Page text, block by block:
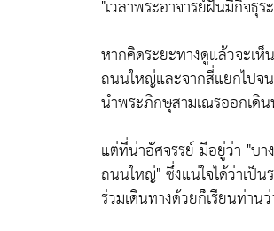
"เวลาพระอาจารย์ฝั้นมีกิจธุ
หากคิดระยะทางดูแล้วจะเห็
ถนนใหญ่และจากสี่แยกไปจ
นำพระภิกษุสามเณรออกเดิน
แต่ที่น่าอัศจรรย์ มีอยู่ว่า "บา
ถนนใหญ่" ซึ่งแน่ใจได้ว่าเป็
ร่วมเดินทางด้วยก็เรียนท่า